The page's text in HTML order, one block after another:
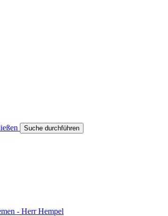
Suche durchführen
- Herr Hempel